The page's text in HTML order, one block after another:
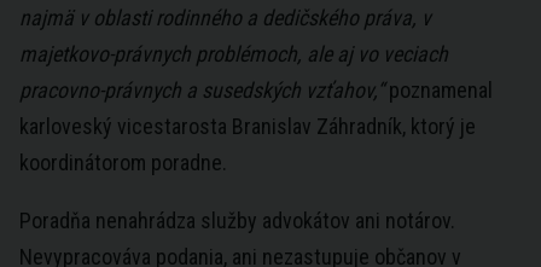
najmä v oblasti rodinného a dedičského práva, v
majetkovo-právnych problémoch, ale aj vo veciach
pracovno-právnych a susedských vzťahov,“poznamenal
karloveský vicestarosta Branislav Záhradník, ktorý je
koordinátorom poradne.
Poradňa nenahrádza služby advokátov ani notárov.
Nevypracováva podania, ani nezastupuje občanov v